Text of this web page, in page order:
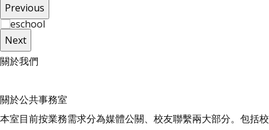
Previous
Next
關於我們
關於公共事務室
本室目前按業務需求分為媒體公關、校友聯繫兩大部分。包括校